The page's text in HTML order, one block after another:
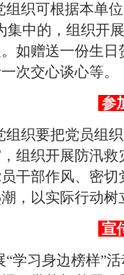
组织可根据本单
集中的，组织开
如赠送一份生
次交心谈心等。
参
组织要把党员组
组织开展防汛
干部作风、密
，以实际行动树
宣
“学习身边榜样”